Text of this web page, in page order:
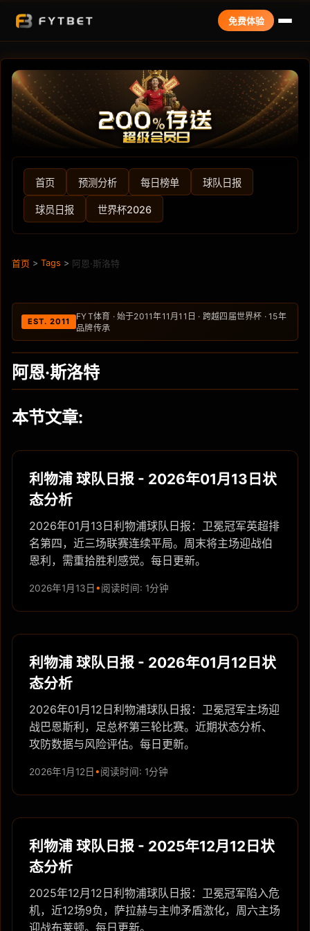
免费体验
首页 预测分析 每日榜单 球队日报
球员日报 世界杯2026
首页 > Tags > 阿恩·斯洛特
EST. 2011
FYT体育 · 始于2011年11月11日 · 跨越四届世界杯 · 15年
品牌传承
阿恩·斯洛特
本节文章:
利物浦 球队日报 - 2026年01月13日状
态分析
2026年01月13日利物浦球队日报：卫冕冠军英超排
名第四，近三场联赛连续平局。周末将主场迎战伯
恩利，需重拾胜利感觉。每日更新。
2026年1月13日 阅读时间: 1分钟
利物浦 球队日报 - 2026年01月12日状
态分析
2026年01月12日利物浦球队日报：卫冕冠军主场迎
战巴恩斯利，足总杯第三轮比赛。近期状态分析、
攻防数据与风险评估。每日更新。
2026年1月12日 阅读时间: 1分钟
利物浦 球队日报 - 2025年12月12日状
态分析
2025年12月12日利物浦球队日报：卫冕冠军陷入危
机，近12场9负，萨拉赫与主帅矛盾激化，周六主场
迎战布莱顿。每日更新。